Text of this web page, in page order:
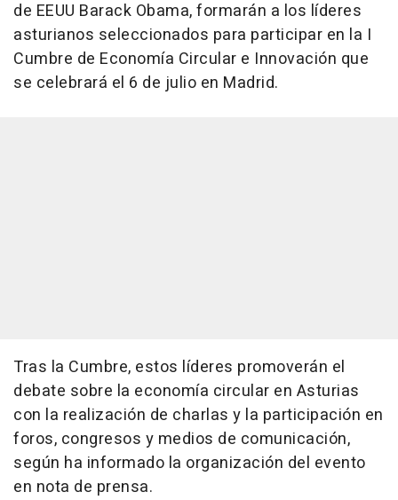
de EEUU Barack Obama, formarán a los líderes
asturianos seleccionados para participar en la I
Cumbre de Economía Circular e Innovación que
se celebrará el 6 de julio en Madrid.
Tras la Cumbre, estos líderes promoverán el
debate sobre la economía circular en Asturias
con la realización de charlas y la participación en
foros, congresos y medios de comunicación,
según ha informado la organización del evento
en nota de prensa.